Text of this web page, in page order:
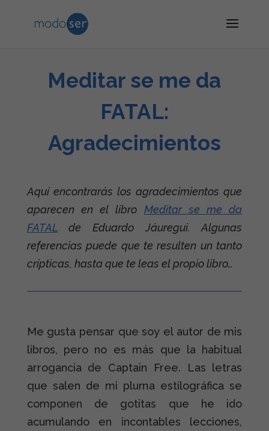
Meditar se me da
FATAL:
Agradecimientos
Aquí encontrarás los agradecimientos que
aparecen en el libro Meditar se me da
FATALde Eduardo Jáuregui. Algunas
referencias puede que te resulten un tanto
crípticas, hasta que te leas el propio libro…
Me gusta pensar que soy el autor de mis
libros, pero no es más que la habitual
arrogancia de Captain Free. Las letras
que salen de mi pluma estilográfica se
componen de gotitas que he ido
acumulando en incontables lecciones,